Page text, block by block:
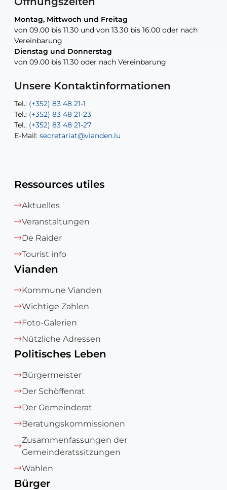
Montag, Mittwoch und Freitag
von 09.00 bis 11.30 und von 13.30 bis 16.00 oder nach
Vereinbarung
Dienstag und Donnerstag
von 09.00 bis 11.30 oder nach Vereinbarung
Unsere Kontaktinformationen
Tel.: (+352) 83 48 21-1
Tel.: (+352) 83 48 21-23
Tel.: (+352) 83 48 21-27
E-Mail: secretariat@vianden.lu
Montag, Mittwoch und Freitag
von 09.00 bis 11.30 und von 13.30 bis 16.00 oder nach
Vereinbarung
Dienstag und Donnerstag
von 09.00 bis 11.30 oder nach Vereinbarung
Tel.: (+352) 83 48 21-20
Tel.: (+352) 83 48 21-22
E-Mail:sofia.carvalho@vianden.lu
E-Mail: diane.storn@vianden.lu
nur nach Vereinbarung
Tel.: (+352) 83 48 21-24
nur nach Vereinbarung
E-Mail: aisha.abdullah@vianden.lu
E-Mail:jos.cormemans@vianden.lu
nur nach Vereinbarung
Tel.: (+352) 83 48 21-51
E-Mail:atelier@vianden.lu
Ressources utiles
Aktuelles
Veranstaltungen
De Raider
Tourist info
Vianden
Kommune Vianden
Wichtige Zahlen
Foto-Galerien
Nützliche Adressen
Politisches Leben
Bürgermeister
Der Schöffenrat
Der Gemeinderat
Beratungskommissionen
Zusammenfassungen der
Gemeinderatssitzungen
Wahlen
Bürger